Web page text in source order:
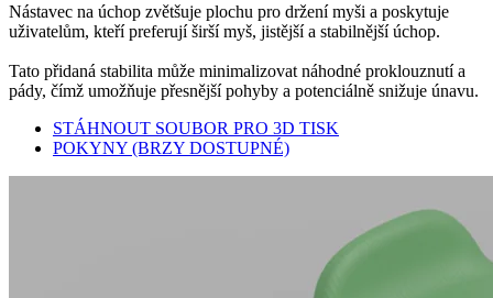
Nástavec na úchop zvětšuje plochu pro držení myši a poskytuje
uživatelům, kteří preferují širší myš, jistější a stabilnější úchop.
Tato přidaná stabilita může minimalizovat náhodné proklouznutí a
pády, čímž umožňuje přesnější pohyby a potenciálně snižuje únavu.
STÁHNOUT SOUBOR PRO 3D TISK
POKYNY (BRZY DOSTUPNÉ)